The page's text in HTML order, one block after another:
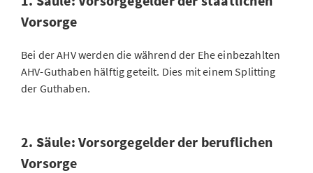
Vorsorge
Bei der AHV werden die während der Ehe einbezahlten
AHV-Guthaben hälftig geteilt. Dies mit einem Splitting
der Guthaben.
2. Säule: Vorsorgegelder der beruflichen
Vorsorge